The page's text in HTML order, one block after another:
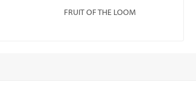
FRUIT OF THE LOOM